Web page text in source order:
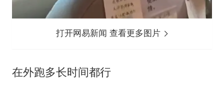
打开网易新闻 查看更多图片
在外跑多长时间都行